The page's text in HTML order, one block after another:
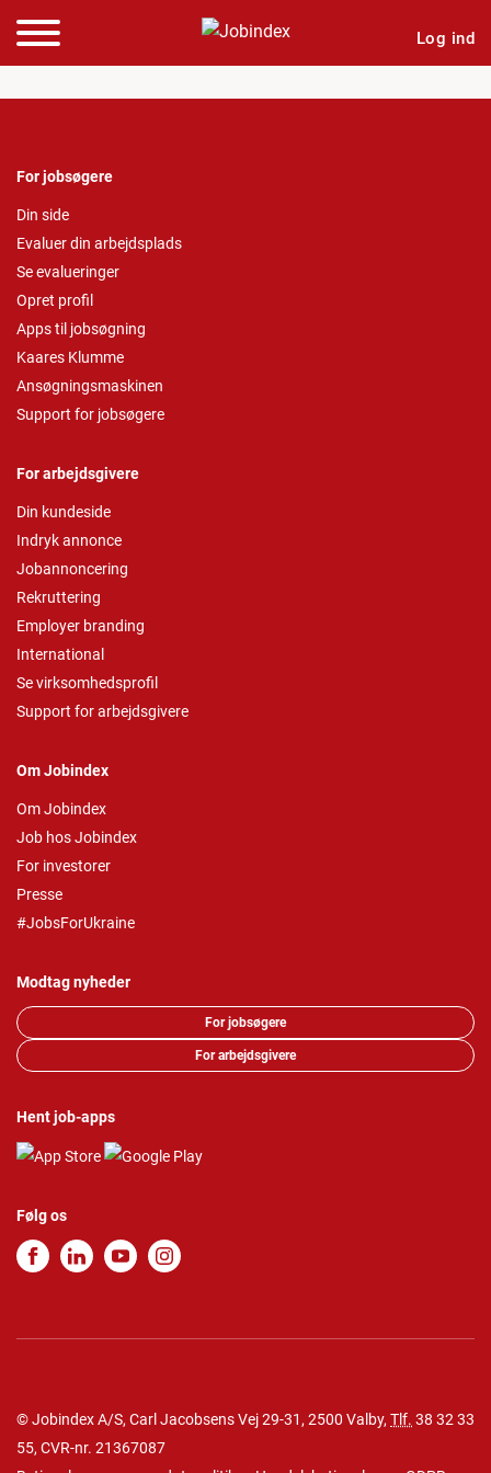
Log ind
For jobsøgere
Din side
Evaluer din arbejdsplads
Se evalueringer
Opret profil
Apps til jobsøgning
Kaares Klumme
Ansøgningsmaskinen
Support for jobsøgere
For arbejdsgivere
Din kundeside
Indryk annonce
Jobannoncering
Rekruttering
Employer branding
International
Se virksomhedsprofil
Support for arbejdsgivere
Om Jobindex
Om Jobindex
Job hos Jobindex
For investorer
Presse
#JobsForUkraine
Modtag nyheder
For jobsøgere
For arbejdsgivere
Hent job-apps
Følg os
© Jobindex A/S, Carl Jacobsens Vej 29-31, 2500 Valby, Tlf. 38 32 33
55, CVR-nr. 21367087